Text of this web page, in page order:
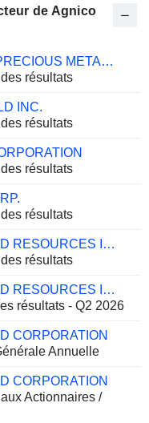
de Agnico
WHEATON PRECIOUS METALS CORP.
résultats
INC.
résultats
résultats
résultats
TOREX GOLD RESOURCES INC.
résultats
TOREX GOLD RESOURCES INC.
résultats - Q2 2026
CORPORATION
Annuelle
CORPORATION
Actionnaires /